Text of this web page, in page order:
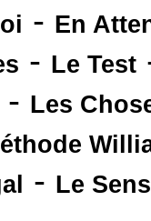
- En
- Le Test
- Les
- Le